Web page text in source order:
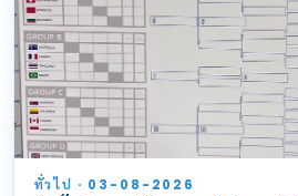
ทั่วไป · 03-08-2026